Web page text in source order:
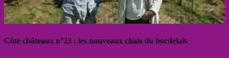
Côté châteaux n°23 : les nouveaux chais du bordelais